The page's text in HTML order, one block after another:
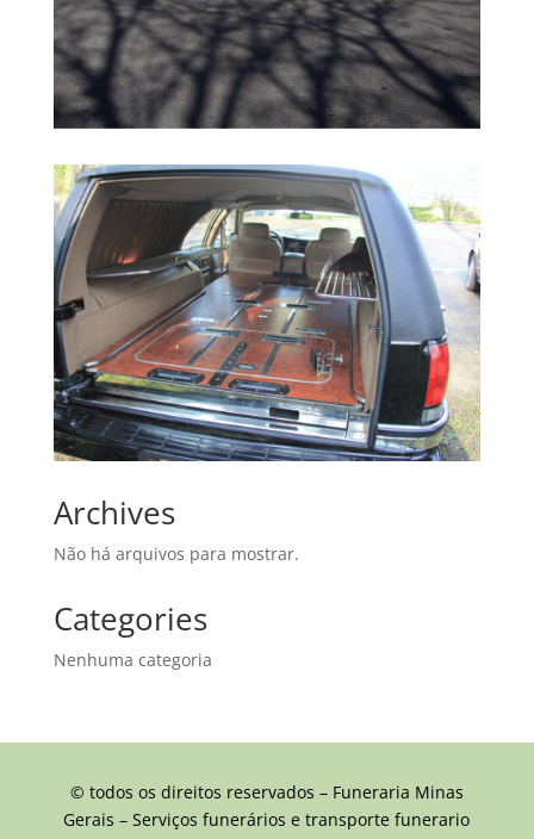
Archives
Não há arquivos para mostrar.
Categories
Nenhuma categoria
© todos os direitos reservados – Funeraria Minas
Gerais – Serviços funerários e transporte funerario